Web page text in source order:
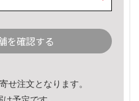
を確認する
せ注文となります。